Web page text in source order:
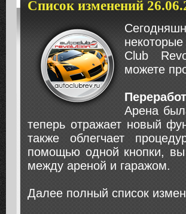
Список изменений
Club
можете
Арена
теперь отражает новый
также облегчает
помощью одной кнопки,
между ареной и гаражом.
Далее полный список